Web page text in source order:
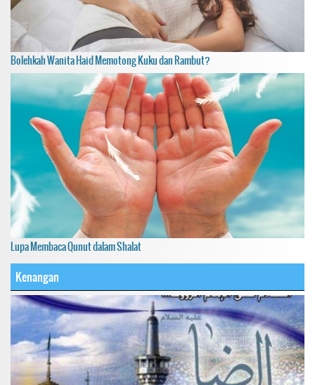
Bolehkah Wanita Haid Memotong Kuku dan Rambut?
Lupa Membaca Qunut dalam Shalat
Kenangan